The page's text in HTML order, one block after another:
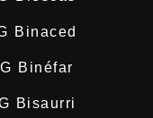
Binaced
Binéfar
Bisaurri